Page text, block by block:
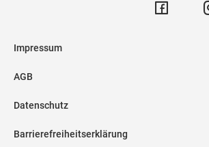
Impressum
AGB
Datenschutz
Barrierefreiheitserklärung